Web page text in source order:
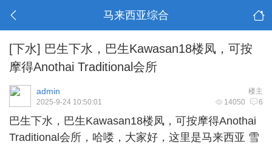
马来西亚综合
[下水] 巴生下水，巴生Kawasan18楼凤，可按
摩得Anothai Traditional会所
楼主
admin
14050 6
2025-9-24 10:50:01
巴生下水 ，巴生Kawasan18楼凤，可按摩得Anothai
Traditional会所，哈喽，大家好，这里是马来西亚 雪